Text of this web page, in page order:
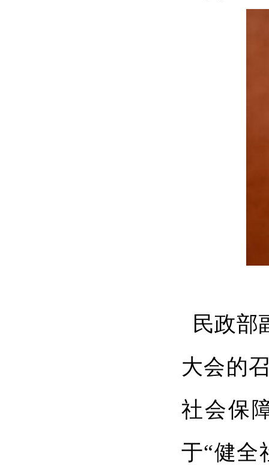
民政部
大会的
社会保
于“健全